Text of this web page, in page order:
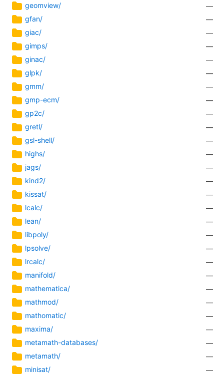
geomview/
—
gfan/
—
giac/
—
gimps/
—
ginac/
—
glpk/
—
gmm/
—
gmp-ecm/
—
gp2c/
—
gretl/
—
gsl-shell/
—
highs/
—
jags/
—
kind2/
—
kissat/
—
lcalc/
—
lean/
—
libpoly/
—
lpsolve/
—
lrcalc/
—
manifold/
—
mathematica/
—
mathmod/
—
mathomatic/
—
maxima/
—
metamath-databases/
—
metamath/
—
minisat/
—